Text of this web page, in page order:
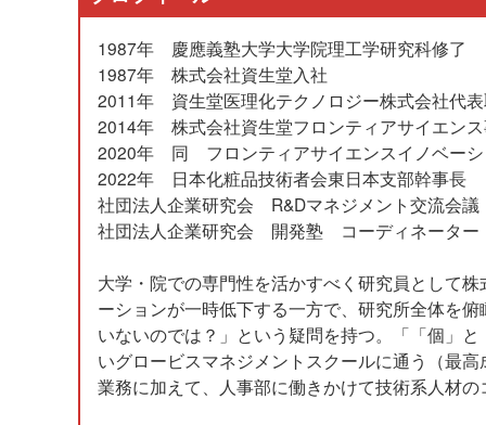
1987年 慶應義塾大学大学院理工学研究科修了
1987年 株式会社資生堂入社
2011年 資生堂医理化テクノロジー株式会社代
2014年 株式会社資生堂フロンティアサイエン
2020年 同 フロンティアサイエンスイノベーシ
2022年 日本化粧品技術者会東日本支部幹事長
社団法人企業研究会 R&Dマネジメント交流会
社団法人企業研究会 開発塾 コーディネーター
大学・院での専門性を活かすべく研究員として
ーションが一時低下する一方で、研究所全体を
いないのでは？」という疑問を持つ。「「個」
いグロービスマネジメントスクールに通う（最
業務に加えて、人事部に働きかけて技術系人材